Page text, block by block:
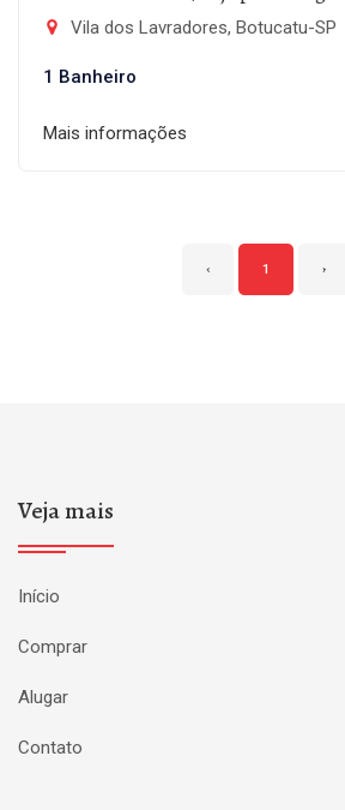
Vila dos Lavradores, Botucatu-SP
1 Banheiro
Mais informações
‹ 1 ›
Veja mais
Início
Comprar
Alugar
Contato